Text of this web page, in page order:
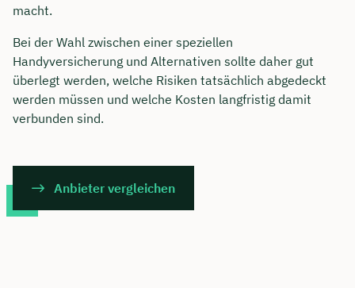
macht.
Bei der Wahl zwischen einer speziellen
Handyversicherung und Alternativen sollte daher gut
überlegt werden, welche Risiken tatsächlich abgedeckt
werden müssen und welche Kosten langfristig damit
verbunden sind.
Anbieter vergleichen